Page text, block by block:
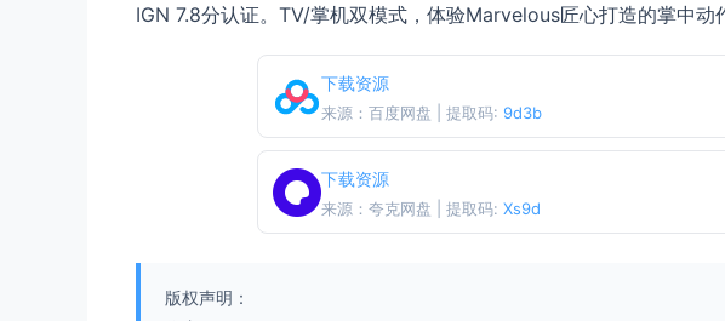
IGN 7.8分认证。TV/掌机双模式，体验Marvelous匠心打造的掌中动
下载资源
来源：百度网盘 | 提取码: 9d3b
下载资源
来源：夸克网盘 | 提取码: Xs9d
版权声明：